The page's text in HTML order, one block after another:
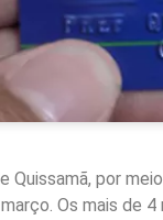
Quissamã, por
Os mais de